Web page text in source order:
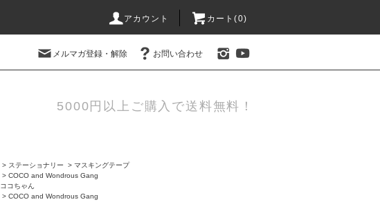
アカウント カート(0)
メルマガ登録・解除 お問い合わせ
5000円以上ご購入で送料無料！
> ステーショナリー > マスキングテープ
> COCO and Wondrous Gang
ココちゃん
> COCO and Wondrous Gang